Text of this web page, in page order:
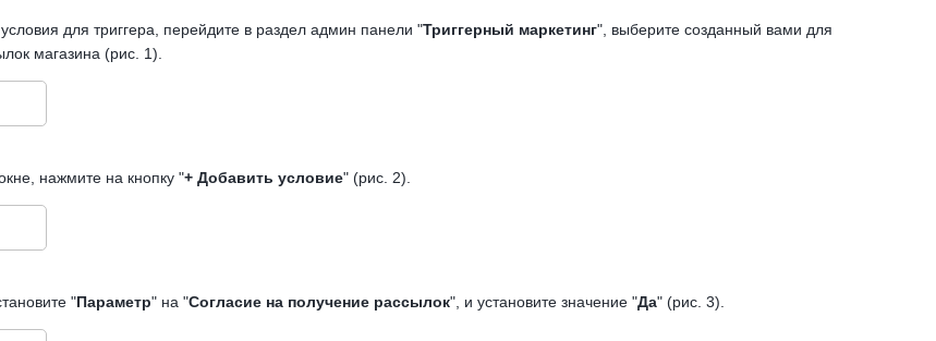
для триггера, перейдите в раздел админ панели "Триггерный маркетинг", выберите созданный вами для
магазина (рис. 1).
нажмите на кнопку "+ Добавить условие" (рис. 2).
"Параметр" на "Согласие на получение рассылок", и установите значение "Да" (рис. 3).